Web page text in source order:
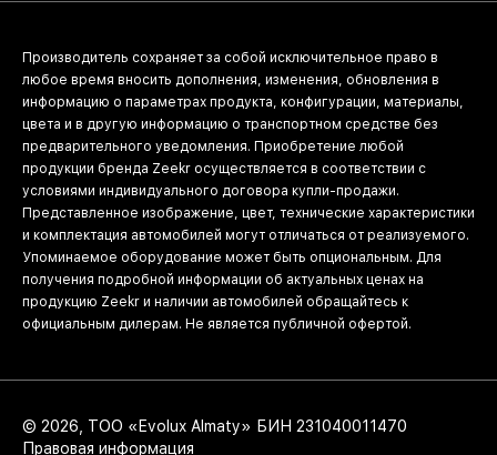
Производитель сохраняет за собой исключительное право в
любое время вносить дополнения, изменения, обновления в
информацию о параметрах продукта, конфигурации, материалы,
цвета и в другую информацию о транспортном средстве без
предварительного уведомления. Приобретение любой
продукции бренда Zeekr осуществляется в соответствии с
условиями индивидуального договора купли-продажи.
Представленное изображение, цвет, технические характеристики
и комплектация автомобилей могут отличаться от реализуемого.
Упоминаемое оборудование может быть опциональным. Для
получения подробной информации об актуальных ценах на
продукцию Zeekr и наличии автомобилей обращайтесь к
официальным дилерам. Не является публичной офертой.
© 2026, ТОО «Evolux Almaty» БИН 231040011470
Правовая информация